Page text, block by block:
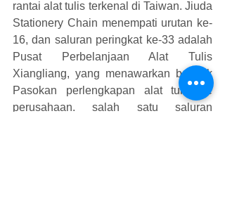
rantai alat tulis terkenal di Taiwan. Jiuda
Stationery Chain menempati urutan ke-
16, dan saluran peringkat ke-33 adalah
Pusat Perbelanjaan Alat Tulis
Xiangliang, yang menawarkan banyak
Pasokan perlengkapan alat tulis ke
perusahaan. salah satu saluran